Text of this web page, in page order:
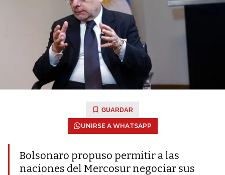
GUARDAR
UNIRSE A WHATSAPP
Bolsonaro propuso permitir a las
naciones del Mercosur negociar sus